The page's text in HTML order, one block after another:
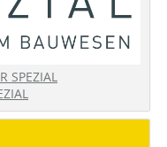
SPEZIAL